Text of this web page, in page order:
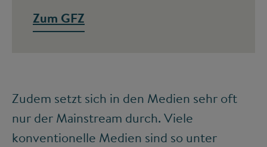
Zum GFZ
Zudem setzt sich in den Medien sehr oft
nur der Mainstream durch. Viele
konventionelle Medien sind so unter